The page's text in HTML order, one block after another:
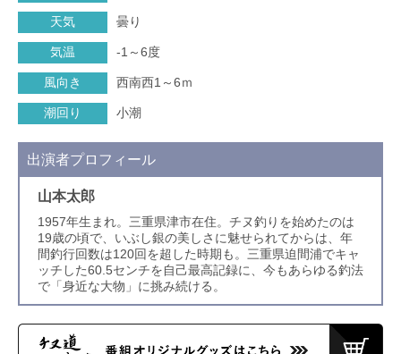
天気 曇り
気温 -1～6度
風向き 西南西1～6ｍ
潮回り 小潮
出演者プロフィール
山本太郎
1957年生まれ。三重県津市在住。チヌ釣りを始めたのは
19歳の頃で、いぶし銀の美しさに魅せられてからは、年
間釣行回数は120回を超した時期も。三重県迫間浦でキャ
ッチした60.5センチを自己最高記録に、今もあらゆる釣法
で「身近な大物」に挑み続ける。